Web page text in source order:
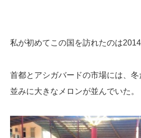
私が初めてこの国を訪れたのは2014
首都とアシガバードの市場には、
並みに大きなメロンが並んでいた。